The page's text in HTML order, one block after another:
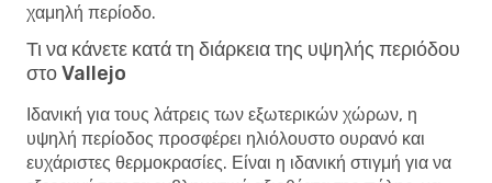
χαμηλή περίοδο.
Τι να κάνετε κατά τη διάρκεια της υψηλής περιόδου
στο Vallejo
Ιδανική για τους λάτρεις των εξωτερικών χώρων, η
υψηλή περίοδος προσφέρει ηλιόλουστο ουρανό και
ευχάριστες θερμοκρασίες. Είναι η ιδανική στιγμή για να